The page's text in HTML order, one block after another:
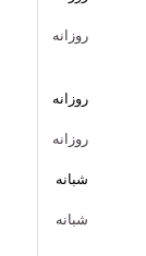
روزانه
روزانه
روزانه
شبانه
شبانه